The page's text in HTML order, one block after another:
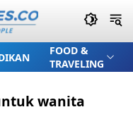
FOOD &
TRAVELING
wanita